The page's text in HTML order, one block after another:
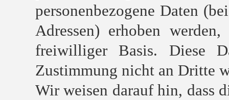
personenbezogene Daten
Adressen) erhoben
freiwilliger Basis. Diese
Zustimmung nicht an Dritte
Wir weisen darauf hin, dass